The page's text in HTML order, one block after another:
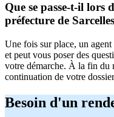
Que se passe-t-il lors
préfecture de
Une fois sur place, un
et peut vous poser des
votre démarche. À la fin du
continuation de votre
Besoin d'un